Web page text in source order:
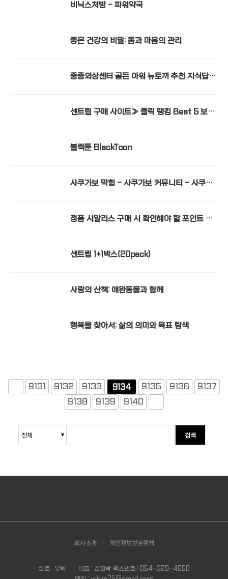
비닉스처방 - 파워약국
좋은 건강의 비밀: 몸과 마음의 관리
중증외상센터 골든 아워 뉴토끼 추천 지식답변
센트립 구매 사이트≫ 클릭 랭킹 Best 5 보기
블랙툰 BlackToon
사쿠가보 막힘 - 사쿠가보 커뮤니티 - 사쿠가
정품 시알리스 구매 시 확인해야 할 포인트 -
센트립 1+1박스(20pack)
사랑의 산책: 애완동물과 함께
행복을 찾아서: 삶의 의미와 목표 탐색
9131 9132 9133 9134 9135 9136
9137
9138
9139 9140
검색
회사소개 개인정보보호정책
상호 : 유텍 대표 : 김영락 팩스번호 : 054-329-4650